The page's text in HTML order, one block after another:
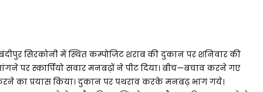
सिरकोनी में स्थित कम्पोजिट शराब की दुकान पर शनिवार की
पर स्कार्पियो सवार मनबढ़ों ने पीट दिया। बीच—बचाव करने गए
का प्रयास किया। दुकान पर पथराव करके मनबढ़ भाग गये।